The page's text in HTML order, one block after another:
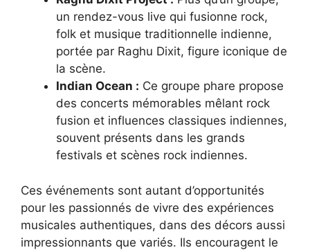
un rendez-vous live qui fusionne rock,
folk et musique traditionnelle indienne,
portée par Raghu Dixit, figure iconique de
la scène.
Indian Ocean : Ce groupe phare propose
des concerts mémorables mêlant rock
fusion et influences classiques indiennes,
souvent présents dans les grands
festivals et scènes rock indiennes.
Ces événements sont autant d’opportunités
pour les passionnés de vivre des expériences
musicales authentiques, dans des décors aussi
impressionnants que variés. Ils encouragent le